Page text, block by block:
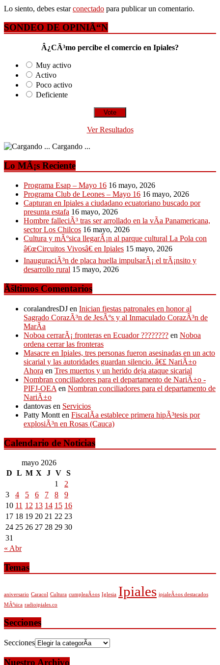
Lo siento, debes estarconectado para publicar un comentario.
SONDEO DE OPINIÃ“N
Â¿CÃ³mo percibe el comercio en Ipiales?
Muy activo
Activo
Poco activo
Deficiente
Ver Resultados
Cargando ...
Lo MÃ¡s Reciente
Programa Esap – Mayo 16 16 mayo, 2026
Programa Club de Leones – Mayo 16 16 mayo, 2026
Capturan en Ipiales a ciudadano ecuatoriano buscado por
presunta estafa 16 mayo, 2026
Hombre falleciÃ³ tras ser arrollado en la vÃ­a Panamericana,
sector Los Chilcos 16 mayo, 2026
Cultura y mÃºsica llegarÃ¡n al parque cultural La Pola con
â€œCircuitos Vivosâ€ en Ipiales 15 mayo, 2026
InauguraciÃ³n de placa huella impulsarÃ¡ el trÃ¡nsito y
desarrollo rural 15 mayo, 2026
Ãšltimos Comentarios
coralandresDJ en Inician fiestas patronales en honor al
Sagrado CorazÃ³n de JesÃºs y al Inmaculado CorazÃ³n de
MarÃ­a
Noboa cerrarÃ¡ fronteras en Ecuador ???????? en Noboa
ordena cerrar las fronteras
Masacre en Ipiales, tres personas fueron asesinadas en un acto
sicarial y las autoridades guardan silencio. â€£ NariÃ±o
Ahora en Tres muertos y un herido deja ataque sicarial
Nombran conciliadores para el departamento de NariÃ±o -
PIFJ-OEA en Nombran conciliadores para el departamento de
NariÃ±o
dantovas en Servicios
Patty Montt en FiscalÃ­a establece primera hipÃ³tesis por
explosiÃ³n en Rosas (Cauca)
Calendario de Noticias
mayo 2026
D L M X J V S
1
2
3
4 5 6 7 8
9
10 11 12 13 14 15 16
17 18 19 20 21 22 23
24 25 26 27 28 29 30
31
« Abr
Temas
aniversario Caracol Cultura cumpleaÃ±os Iglesia Ipiales ipialeÃ±os destacados
MÃºsica radioipiales.co
Secciones
Secciones
Nuestro Archivo